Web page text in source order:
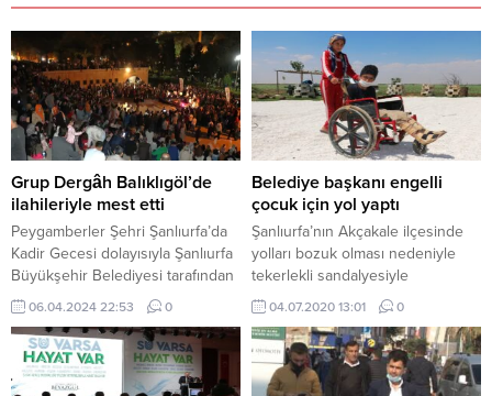
Grup Dergâh Balıklıgöl’de
ilahileriyle mest etti
Peygamberler Şehri Şanlıurfa’da
Kadir Gecesi dolayısıyla Şanlıurfa
Büyükşehir Belediyesi tarafından
kentin tarihi ve maneviyatı yüksek
alanlarından biri olan ve her yıl
binlerce yerli ve yabancı
misafirler tarafından ziyaret edilen
Balıklıgöl’de Kadir Gecesi’ne özel
06.04.2024 22:53 0
Belediye başkanı engelli
çocuk için yol yaptı
Şanlıurfa’nın Akçakale ilçesinde
yolları bozuk olması nedeniyle
tekerlekli sandalyesiyle
dolaşamayan ve evine rahat bir
şekilde gidip gelemeyen engeli
çocuk, irtibata geçtiği belediye
başkanı tarafından yolu yapıldı.
04.07.2020 13:01 0